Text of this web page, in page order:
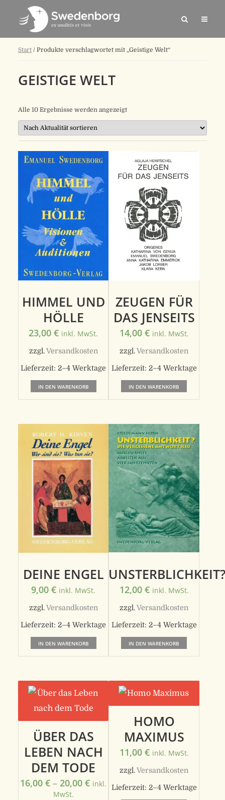
Start/ Produkte verschlagwortet mit „Geistige Welt“
GEISTIGE WELT
Alle 10 Ergebnisse werden angezeigtNach
Aktualität
HIMMEL UND
HÖLLE
23,00€ inkl. MwSt.
zzgl.Versandkosten
Lieferzeit:2–4 Werktage
IN DEN WARENKORB
ZEUGEN FÜR
DAS JENSEITS
14,00 € inkl. MwSt.
zzgl.Versandkosten
Lieferzeit: 2–4 Werktage
IN DEN WARENKORB
DEINE ENGEL
9,00€ inkl. MwSt.
zzgl.Versandkosten
Lieferzeit:2–4 Werktage
IN DEN WARENKORB
12,00 € inkl. MwSt.
zzgl.Versandkosten
Lieferzeit: 2–4 Werktage
IN DEN WARENKORB
ÜBER DAS
LEBEN NACH
DEM TODE
16,00€ –20,00€ inkl.
MwSt.
HOMO
MAXIMUS
11,00 € inkl. MwSt.
zzgl.Versandkosten
Lieferzeit: 2–4 Werktage